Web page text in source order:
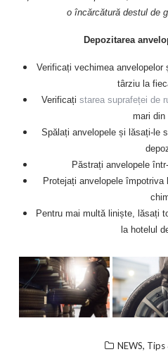
o încărcătură destul de
Depozitarea
Verificați vechimea
târziu la
Verificați starea suprafeței de
mari din
Spălați anvelopele și lăsați-le
Păstrați anvelopele
Protejați anvelopele
Pentru mai multă liniște, lăsați
la hotelul
NEWS, Tips